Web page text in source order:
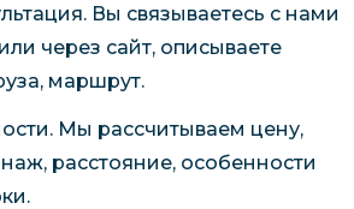
Вы связываетесь с нами
через сайт, описываете
маршрут.
Мы рассчитываем цену,
расстояние, особенности